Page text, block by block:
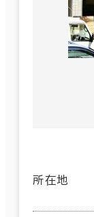
所在地